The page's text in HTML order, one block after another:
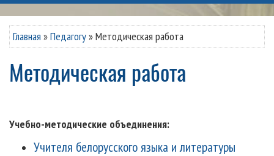
Главная »Педагогу»Методическая работа
Методическая работа
Учебно-методические объединения:
Учителя белорусского языка и литературы